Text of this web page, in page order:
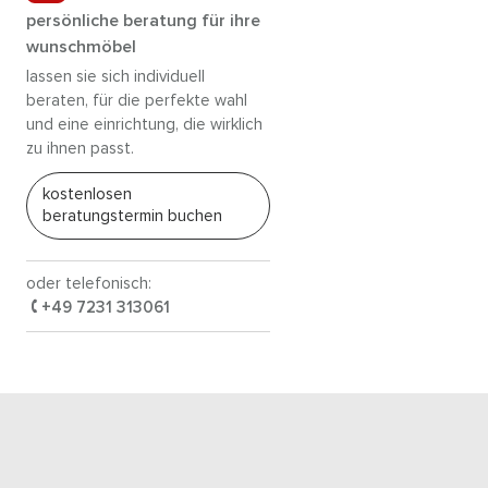
persönliche beratung für ihre
wunschmöbel
lassen sie sich individuell
beraten, für die perfekte wahl
und eine einrichtung, die wirklich
zu ihnen passt.
kostenlosen
beratungstermin buchen
oder telefonisch:
+49 7231 313061